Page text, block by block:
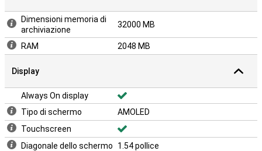
Dimensioni memoria di
archiviazione
32000 MB
RAM 2048 MB
Display
Always On display
Tipo di schermo
AMOLED
Touchscreen
Diagonale dello schermo
1.54 pollice